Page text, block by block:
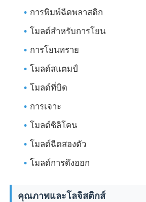
ส่วนประกอบแม่พิมพ์พลาสติก
การพิมพ์ฉีดพลาสติก
โมลด์สําหรับการโยน
การโยนทราย
โมลด์สแตมป์
โมลด์ที่บิด
การเจาะ
โมลด์ซิลิโคน
โมลด์ฉีดสองตัว
โมลด์การดึงออก
คุณภาพและโลจิสติกส์